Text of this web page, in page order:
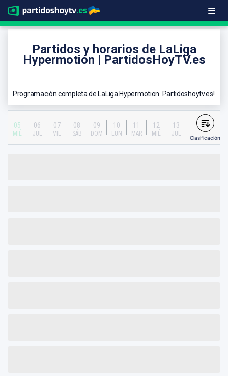
Partidos y horarios de LaLiga
Hypermotion | PartidosHoyTV.es
Programación completa de LaLiga Hypermotion. Partidoshoytv.es!
05
MIÉ
06
JUE
07
VIE
08
SÁB
09
DOM
10
LUN
11
MAR
12
MIÉ
13
JUE
14
Clasificación